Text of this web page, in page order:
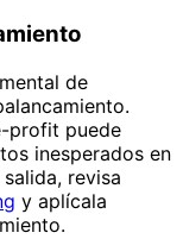
de
profit puede
inesperados en
revisa
y aplícala